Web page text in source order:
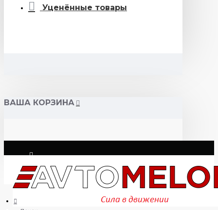
Уценённые товары
ВАША КОРЗИНА
Логин
Регистрация